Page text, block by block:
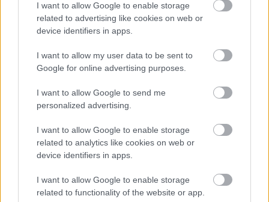
I want to allow Google to enable storage
related to advertising like cookies on web or
device identifiers in apps.
I want to allow my user data to be sent to
Google for online advertising purposes.
I want to allow Google to send me
personalized advertising.
I want to allow Google to enable storage
related to analytics like cookies on web or
device identifiers in apps.
I want to allow Google to enable storage
related to functionality of the website or app.
ΣΗΜΕΡΑ ΣΤΟ IATRONET.GR